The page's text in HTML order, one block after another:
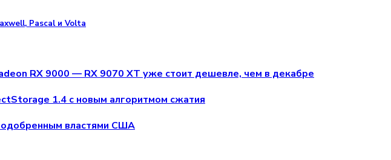
Pascal и Volta
RX 9000 — RX 9070 XT уже стоит дешевле, чем в декабре
1.4 с новым алгоритмом сжатия
одобренным властями США